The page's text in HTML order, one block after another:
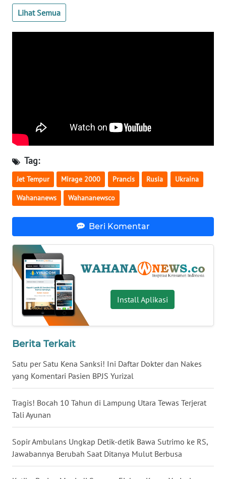
Lihat Semua
Tag:
Jet Tempur Mirage 2000 Prancis Rusia Ukraina
Wahananews Wahananewsco
Beri Komentar
Install Aplikasi
Berita Terkait
Satu per Satu Kena Sanksi! Ini Daftar Dokter dan Nakes
yang Komentari Pasien BPJS Yurizal
Tragis! Bocah 10 Tahun di Lampung Utara Tewas Terjerat
Tali Ayunan
Sopir Ambulans Ungkap Detik-detik Bawa Sutrimo ke RS,
Jawabannya Berubah Saat Ditanya Mulut Berbusa
WN
RIAU
SULTRA
WN
NTB
WN
SULTENG
WN
BABEL
WN
SUMBAR
WN
WN
BENGKULU
WN
LAMPUNG
WN
JATENG